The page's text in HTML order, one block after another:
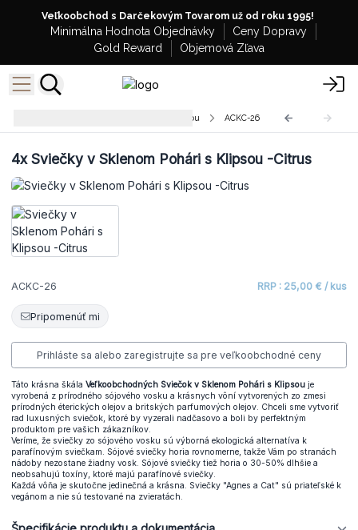
Veľkoobchod s Darčekovým Tovarom už od roku 1995!
Minimálna Hodnota Objednávky
Ceny Dopravy
Gold Reward
Objemová Zľava
Sviečky v Sklenom Pohári s Klipsou ACKC-26
4xSviečky v Sklenom Pohári s Klipsou -Citrus
ACKC-26 RRP : 25,00 € / kus
Pripomenúť mi
Prihláste sa alebo zaregistrujte sa pre veľkoobchodné ceny
Táto krásna škála Veľkoobchodných Sviečok v Sklenom Pohári s Klipsou je
vyrobená z prírodného sójového vosku a krásnych vôní vytvorených zo zmesi
prírodných éterických olejov a britských parfumových olejov. Chceli sme vytvoriť
rad luxusných sviečok, ktoré by vyzerali nadčasovo a boli by perfektným
produktom pre vašich zákazníkov.
Veríme, že sviečky zo sójového vosku sú výborná ekologická alternatíva k
parafínovým sviečkam. Sójové sviečky horia rovnomerne, takže Vám po stranách
nádoby nezostane žiadny vosk. Sójové sviečky tiež horia o 30-50% dlhšie a
neobsahujú toxíny, ktoré majú parafínové sviečky.
Každá vôňa je skutočne jedinečná a krásna. Sviečky "Agnes a Cat" sú priateľské k
vegánom a nie sú testované na zvieratách.